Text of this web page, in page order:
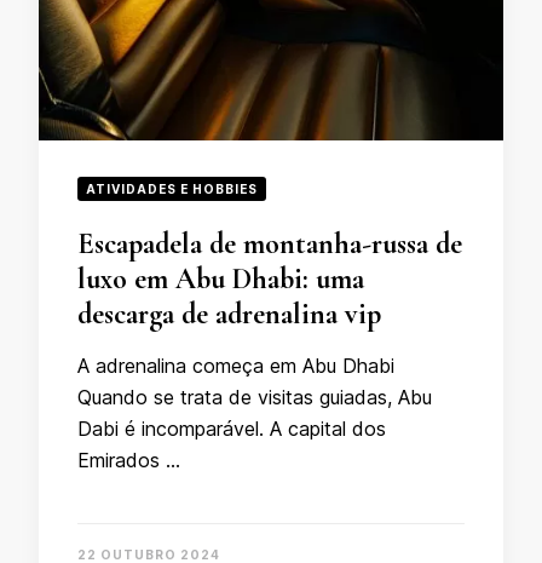
ATIVIDADES E HOBBIES
Escapadela de montanha-russa de
luxo em Abu Dhabi: uma
descarga de adrenalina vip
A adrenalina começa em Abu Dhabi
Quando se trata de visitas guiadas, Abu
Dabi é incomparável. A capital dos
Emirados …
22 OUTUBRO 2024